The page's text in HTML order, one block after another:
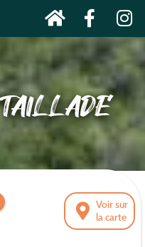
Voir sur
la carte